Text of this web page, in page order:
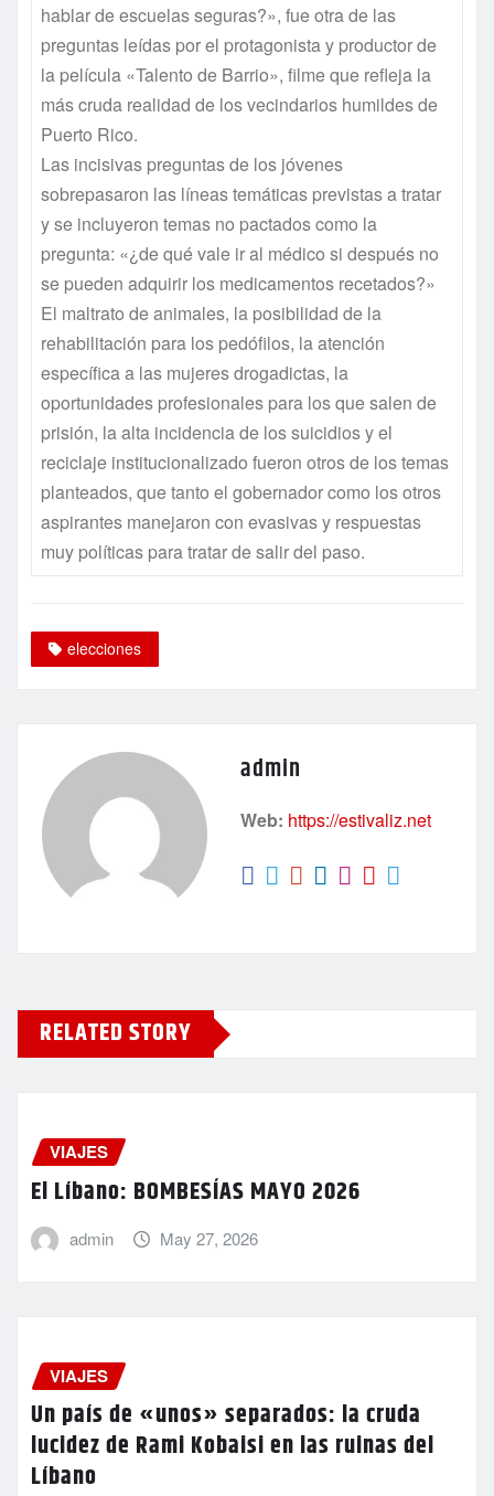
hablar de escuelas seguras?», fue otra de las
preguntas leídas por el protagonista y productor de
la película «Talento de Barrio», filme que refleja la
más cruda realidad de los vecindarios humildes de
Puerto Rico.
Las incisivas preguntas de los jóvenes
sobrepasaron las líneas temáticas previstas a tratar
y se incluyeron temas no pactados como la
pregunta: «¿de qué vale ir al médico si después no
se pueden adquirir los medicamentos recetados?»
El maltrato de animales, la posibilidad de la
rehabilitación para los pedófilos, la atención
específica a las mujeres drogadictas, la
oportunidades profesionales para los que salen de
prisión, la alta incidencia de los suicidios y el
reciclaje institucionalizado fueron otros de los temas
planteados, que tanto el gobernador como los otros
aspirantes manejaron con evasivas y respuestas
muy políticas para tratar de salir del paso.
elecciones
admin
Web: https://estivaliz.net
RELATED STORY
VIAJES
El Líbano: BOMBESÍAS MAYO 2026
admin May 27, 2026
VIAJES
Un país de «unos» separados: la cruda
lucidez de Rami Kobaisi en las ruinas del
Líbano